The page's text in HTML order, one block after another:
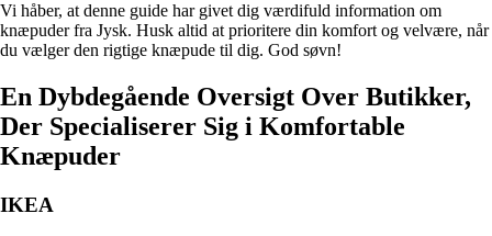
Vi håber, at denne guide har givet dig værdifuld information om
knæpuder fra Jysk. Husk altid at prioritere din komfort og velvære, når
du vælger den rigtige knæpude til dig. God søvn!
En Dybdegående Oversigt Over Butikker,
Der Specialiserer Sig i Komfortable
Knæpuder
IKEA